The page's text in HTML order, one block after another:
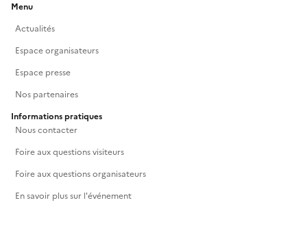
Menu
Actualités
Espace organisateurs
Espace presse
Nos partenaires
Informations pratiques
Nous contacter
Foire aux questions visiteurs
Foire aux questions organisateurs
En savoir plus sur l'événement